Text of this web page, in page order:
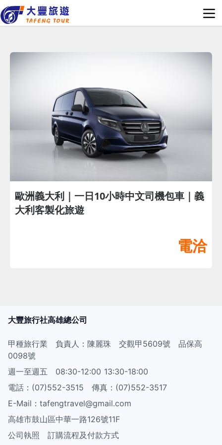
歐洲義大利｜一日10小時中文司機包車｜義
大利客製化旅遊
電洽
大豐旅行社高雄總公司
甲種旅行業 負責人：陳麗珠 交觀甲5609號 品保高
0098號
週一至週五 08:30-12:00 13:30-18:00
電話：(07)552-3515 傳真：(07)552-3517
E-Mail：tafengtravel@gmail.com
高雄市鼓山區中華一路126號11F
公司執照
訂購流程及付款方式